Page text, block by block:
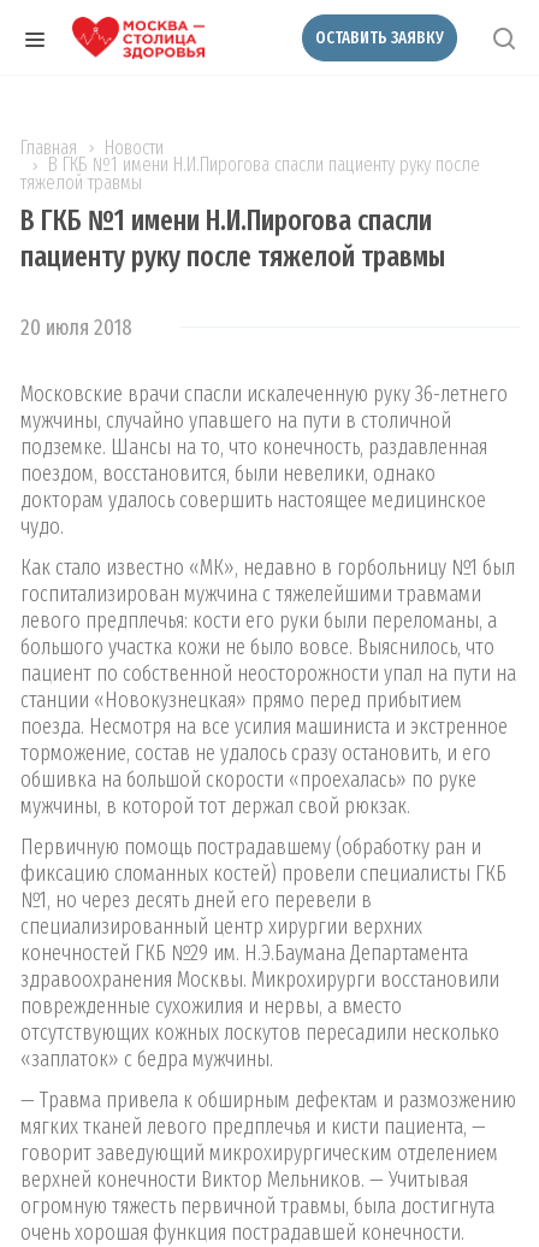
ОСТАВИТЬ ЗАЯВКУ
Главная Новости
В ГКБ №1 имени Н.И.Пирогова спасли пациенту руку после
тяжелой травмы
В ГКБ №1 имени Н.И.Пирогова спасли
пациенту руку после тяжелой травмы
20 июля 2018
Московские врачи спасли искалеченную руку 36-летнего
мужчины, случайно упавшего на пути в столичной
подземке. Шансы на то, что конечность, раздавленная
поездом, восстановится, были невелики, однако
докторам удалось совершить настоящее медицинское
чудо.
Как стало известно «МК», недавно в горбольницу №1 был
госпитализирован мужчина с тяжелейшими травмами
левого предплечья: кости его руки были переломаны, а
большого участка кожи не было вовсе. Выяснилось, что
пациент по собственной неосторожности упал на пути на
станции «Новокузнецкая» прямо перед прибытием
поезда. Несмотря на все усилия машиниста и экстренное
торможение, состав не удалось сразу остановить, и его
обшивка на большой скорости «проехалась» по руке
мужчины, в которой тот держал свой рюкзак.
Первичную помощь пострадавшему (обработку ран и
фиксацию сломанных костей) провели специалисты ГКБ
№1, но через десять дней его перевели в
специализированный центр хирургии верхних
конечностей ГКБ №29 им. Н.Э.Баумана Департамента
здравоохранения Москвы. Микрохирурги восстановили
поврежденные сухожилия и нервы, а вместо
отсутствующих кожных лоскутов пересадили несколько
«заплаток» с бедра мужчины.
— Травма привела к обширным дефектам и размозжению
мягких тканей левого предплечья и кисти пациента, —
говорит заведующий микрохирургическим отделением
верхней конечности Виктор Мельников. — Учитывая
огромную тяжесть первичной травмы, была достигнута
очень хорошая функция пострадавшей конечности.